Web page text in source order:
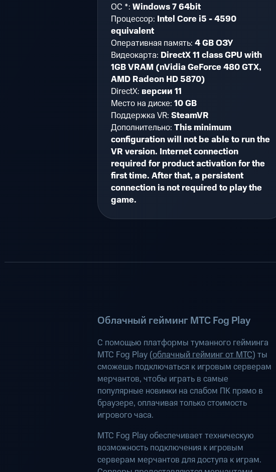
ОС *: Windows 7 64bit
Процессор: Intel Core i5 - 4590
equivalent
Оперативная память: 4 GB ОЗУ
Видеокарта: DirectX 11 class GPU with
1GB VRAM (nVidia GeForce 480 GTX,
AMD Radeon HD 5870)
DirectX: версии 11
Место на диске: 10 GB
Поддержка VR: SteamVR
Дополнительно: This minimum
configuration will not be able to run the
VR version. Internet connection
required for product activation for the
first time. After that, a persistent
connection is not required to play the
game.
Облачный гейминг МТС Fog Play
С помощью платформы туманного гейминга
МТС Fog Play (облачный гейминг от МТС) ты
сможешь подключаться к игровым серверам
мерчантов, чтобы играть в самые
популярные новинки на слабом ПК прямо в
браузере, оплачивая только стоимость
игрового часа.
МТС Fog Play обеспечивает техническую
возможность подключения к игровым
серверам мерчантов для доступа к играм.